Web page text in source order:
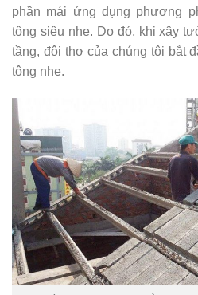
phần mái ứng dụng phương
tông siêu nhẹ. Do đó, khi xây
tầng, đội thợ của chúng tôi bắt
tông nhẹ.